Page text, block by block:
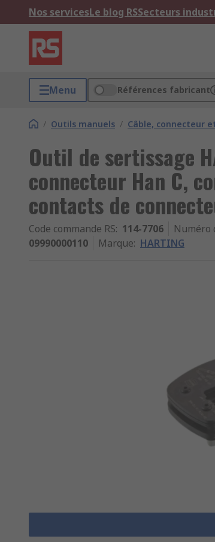
Nos servicesLe blog RSSecteurs
Menu Références fabricant
/ Outils manuels / Câble, connecteur
Outil de sertissage
connecteur Han C,
contacts de
Code commande RS: 114-7706 Numéro
09990000110
Marque: HARTING